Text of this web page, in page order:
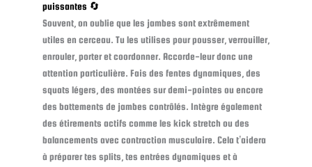
puissantes 🔄
Souvent, on oublie que les jambes sont extrêmement
utiles en cerceau. Tu les utilises pour pousser, verrouiller,
enrouler, porter et coordonner. Accorde-leur donc une
attention particulière. Fais des fentes dynamiques, des
squats légers, des montées sur demi-pointes ou encore
des battements de jambes contrôlés. Intègre également
des étirements actifs comme les kick stretch ou des
balancements avec contraction musculaire. Cela t’aidera
à préparer tes splits, tes entrées dynamiques et à